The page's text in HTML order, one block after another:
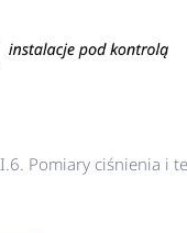
I.6. Pomiary ciśnienia i